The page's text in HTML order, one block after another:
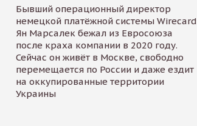
Бывший операционный директор
немецкой платёжной системы Wirecard
Ян Марсалек бежал из Евросоюза
после краха компании в 2020 году.
Сейчас он живёт в Москве, свободно
перемещается по России и даже ездит
на оккупированные территории
Украины